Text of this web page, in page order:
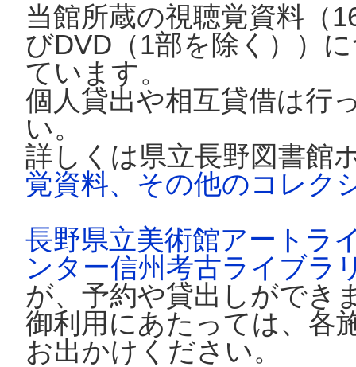
当館所蔵の視聴覚資料（
びDVD（1部を除く））
ています。
個人貸出や相互貸借は行
い。
詳しくは県立長野図書館
覚資料、その他のコレク
長野県立美術館アートラ
ンター信州考古ライブラ
が、予約や貸出しができ
御利用にあたっては、各
お出かけください。